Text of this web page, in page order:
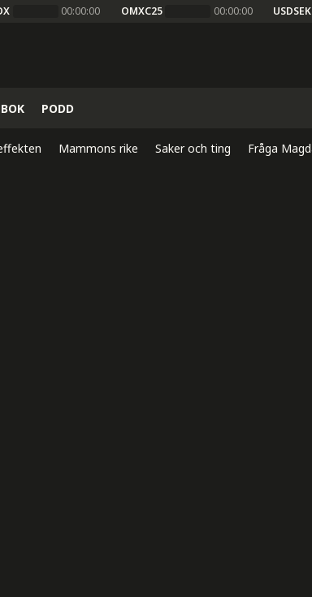
00:00:00 OMXC25 00:00:00 USDSEK
BOK PODD
Mammons rike Saker och ting Fråga